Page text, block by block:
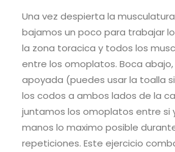
Una vez despierta la
bajamos un poco para trabajar
la zona toracica y todos los
entre los omoplatos. Boca
apoyada (puedes usar la toalla
los codos a ambos lados de la
juntamos los omoplatos entre si
manos lo maximo posible
repeticiones. Este ejercicio